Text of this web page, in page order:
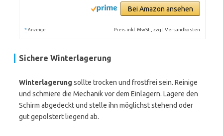
Bei Amazon ansehen
* Anzeige Preis inkl. MwSt., zzgl. Versandkosten
Sichere Winterlagerung
Winterlagerung sollte trocken und frostfrei sein. Reinige
und schmiere die Mechanik vor dem Einlagern. Lagere den
Schirm abgedeckt und stelle ihn möglichst stehend oder
gut gepolstert liegend ab.